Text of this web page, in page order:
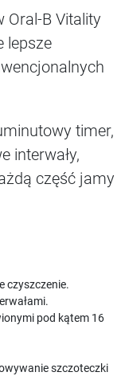
Oral-B Vitality
lepsze
timer,
interwały,
część jamy
czyszczenie.
pod kątem 16
szczoteczki